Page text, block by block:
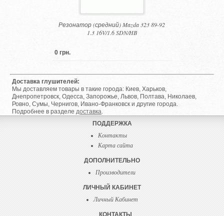
Резонатор (средний) Mazda 323 89-92
1.3 16V/1.6 SDN/HB
0 грн.
Доставка глушителей:
Мы доставляем товары в такие города: Киев, Харьков,
Днепропетровск, Одесса, Запорожье, Львов, Полтава, Николаев,
Ровно, Сумы, Чернигов, Ивано-Франковск и другие города.
Подробнее в разделе доставка
ПОДДЕРЖКА
Контакты
Карта сайта
ДОПОЛНИТЕЛЬНО
Производители
ЛИЧНЫЙ КАБИНЕТ
Личный Кабинет
КОНТАКТЫ